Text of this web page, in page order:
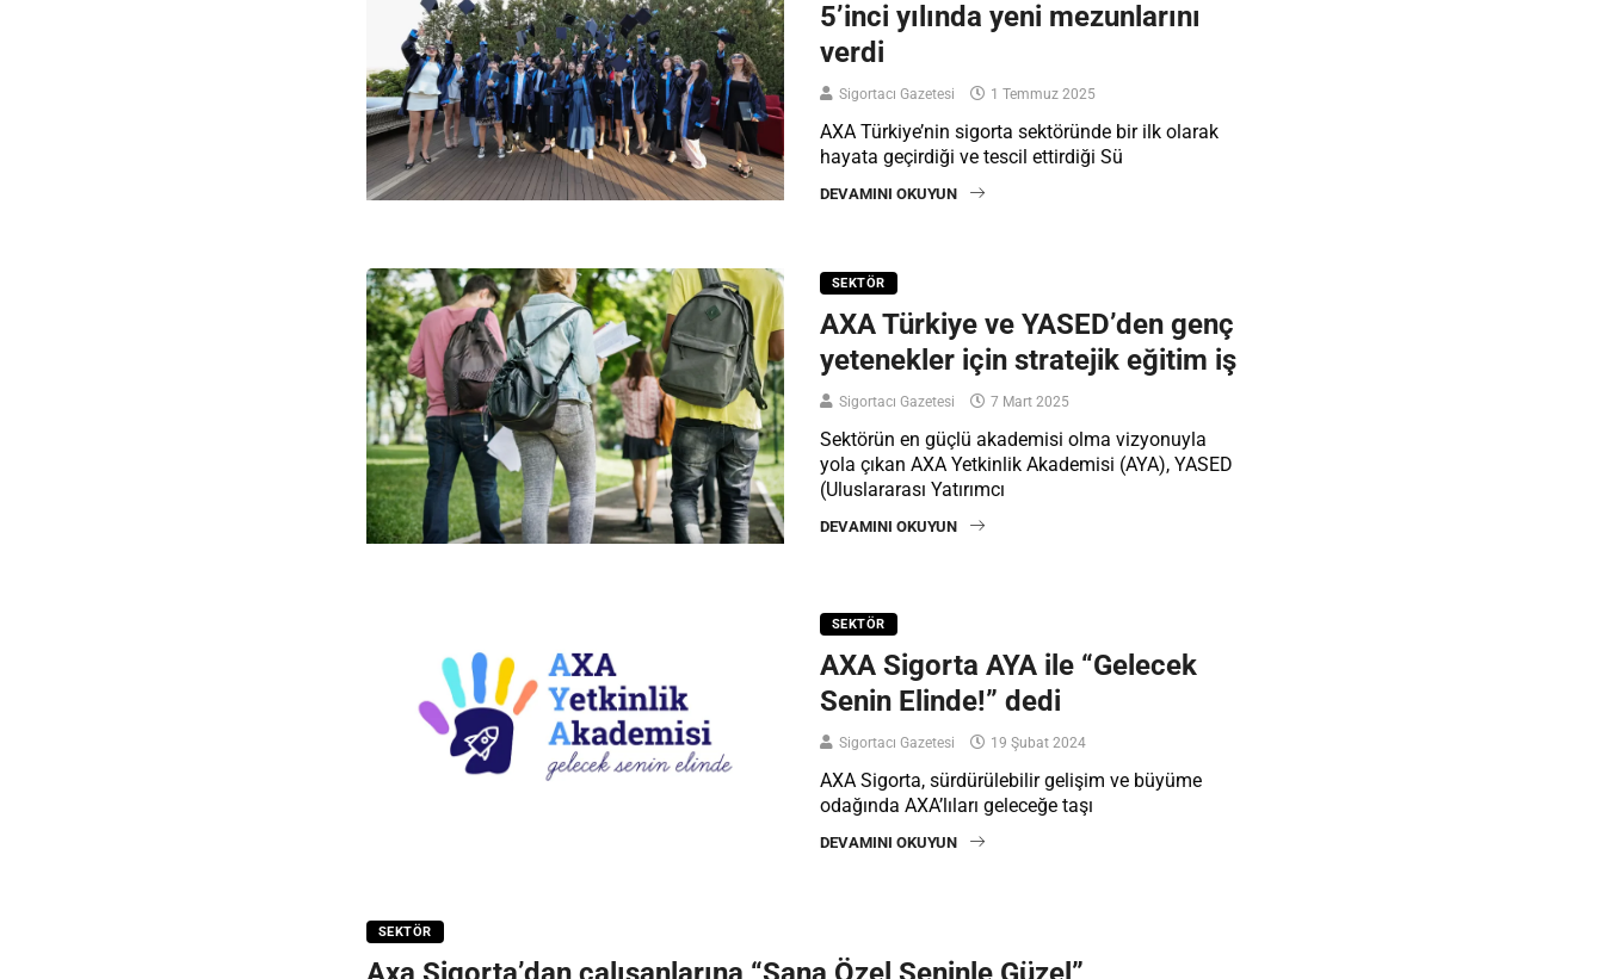
5’inci yılında yeni mezunlarını
verdi
Sigortacı Gazetesi 1 Temmuz 2025
AXA Türkiye’nin sigorta sektöründe bir ilk olarak
hayata geçirdiği ve tescil ettirdiği Sü
DEVAMINI OKUYUN
SEKTÖR
AXA Türkiye ve YASED’den genç
yetenekler için stratejik eğitim iş
Sigortacı Gazetesi 7 Mart 2025
Sektörün en güçlü akademisi olma vizyonuyla
yola çıkan AXA Yetkinlik Akademisi (AYA), YASED
(Uluslararası Yatırımcı
DEVAMINI OKUYUN
SEKTÖR
AXA Sigorta AYA ile “Gelecek
Senin Elinde!” dedi
Sigortacı Gazetesi 19 Şubat 2024
AXA Sigorta, sürdürülebilir gelişim ve büyüme
odağında AXA’lıları geleceğe taşı
DEVAMINI OKUYUN
SEKTÖR